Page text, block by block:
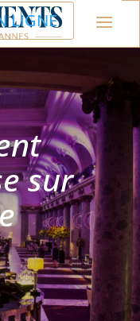
LIGNE
sur